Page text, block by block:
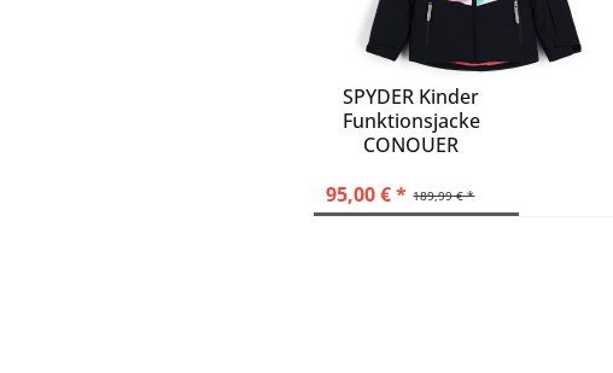
SPYDER Kinder
Funktionsjacke
CONQUER
189,99 € *
95,00 € *